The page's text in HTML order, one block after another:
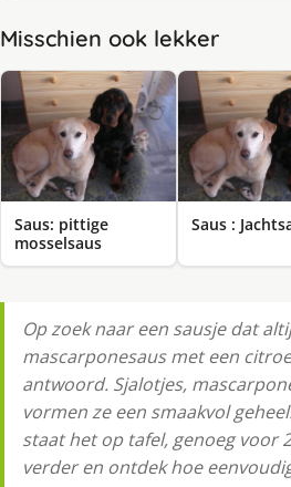
Misschien ook lekker
Saus: pittige
mosselsaus
Saus :
Op zoek naar een sausje dat
mascarponesaus met een
antwoord. Sjalotjes,
vormen ze een smaakvol
staat het op tafel, genoeg voor
verder en ontdek hoe